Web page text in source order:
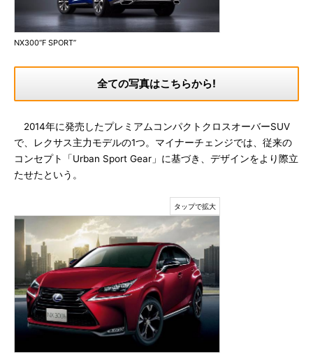
NX300“F SPORT”
全ての写真はこちらから!
2014年に発売したプレミアムコンパクトクロスオーバーSUV
で、レクサス主力モデルの1つ。マイナーチェンジでは、従来の
コンセプト「Urban Sport Gear」に基づき、デザインをより際立
たせたという。